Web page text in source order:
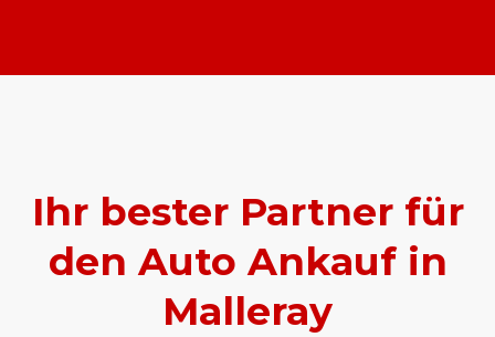
Ihr bester Partner für
den Auto Ankauf in
Malleray